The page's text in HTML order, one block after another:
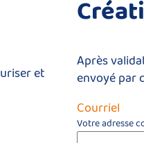
et
Après
envoyé par
Courriel
Votre adresse